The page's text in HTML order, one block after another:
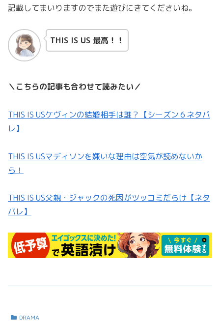
記載してまいりますのでまた遊びにきてくださいね。
THIS IS US 最高！！
＼こちらの記事も合わせて読みたい／
THIS IS USケヴィンの結婚相手は誰？【シーズン６ネタバ
レ】
THIS IS USマディソンを嫌いな理由は空気が読めないか
ら！
THIS IS US父親・ジャックの死因がツッコミだらけ【ネタ
バレ】
DRAMA